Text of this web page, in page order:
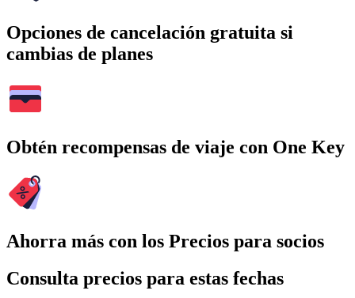
Opciones de cancelación gratuita si
cambias de planes
Obtén recompensas de viaje con One Key
Ahorra más con los Precios para socios
Consulta precios para estas fechas